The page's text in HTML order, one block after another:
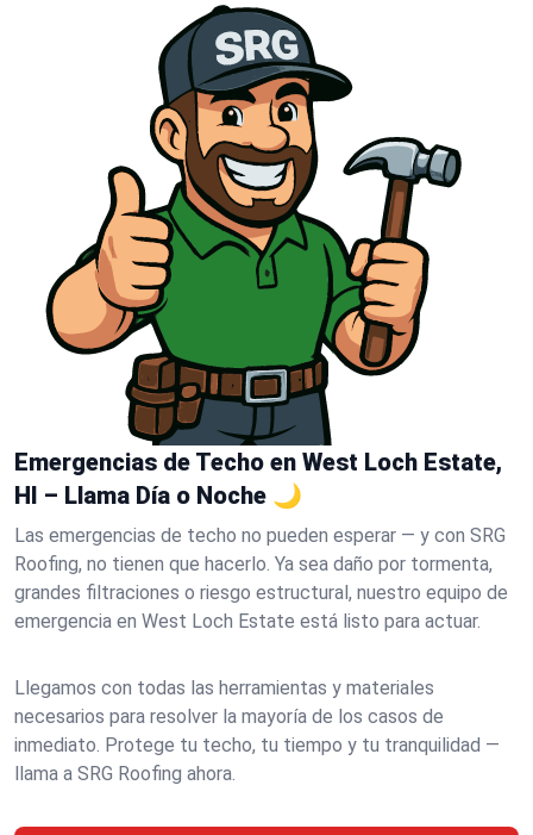
Emergencias de Techo en West Loch Estate,
HI – Llama Día o Noche 🌙
Las emergencias de techo no pueden esperar — y con SRG
Roofing, no tienen que hacerlo. Ya sea daño por tormenta,
grandes filtraciones o riesgo estructural, nuestro equipo de
emergencia en West Loch Estate está listo para actuar.
Llegamos con todas las herramientas y materiales
necesarios para resolver la mayoría de los casos de
inmediato. Protege tu techo, tu tiempo y tu tranquilidad —
llama a SRG Roofing ahora.